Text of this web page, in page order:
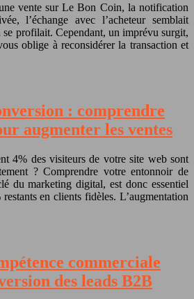
vente sur Le Bon Coin, la notification
l’échange avec l’acheteur semblait
se profilait. Cependant, un imprévu surgit,
oblige à reconsidérer la transaction et
: comprendre
augmenter les ventes
4% des visiteurs de votre site web sont
? Comprendre votre entonnoir de
du marketing digital, est donc essentiel
en clients fidèles. L’augmentation
commerciale
des leads B2B